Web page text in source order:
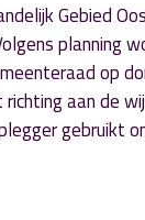
Gebied
planning
op
aan de
gebruikt